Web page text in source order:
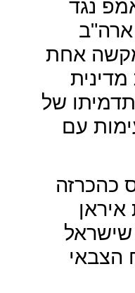
נגד
ארה"ב
אחת
של
עם
כהכרזה
איראן
שישראל
הצבאי